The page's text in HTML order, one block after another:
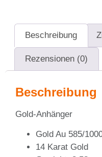
Beschreibung
Rezensionen (0)
Beschreibung
Gold-Anhänger
Gold Au 585/
14 Karat Gold